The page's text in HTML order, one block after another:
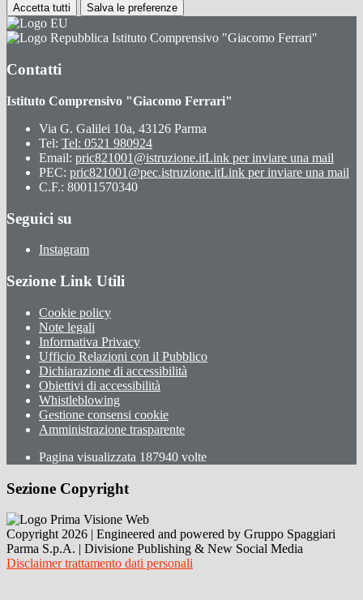
Accetta tutti Salva le preferenze
Istituto Comprensivo "Giacomo Ferrari"
Contatti
Istituto Comprensivo "Giacomo Ferrari"
Via G. Galilei 10a, 43126 Parma
Tel: Tel: 0521 980924
Email: pric821001@istruzione.itLink per inviare una mail
PEC: pric821001@pec.istruzione.itLink per inviare una mail
C.F.: 80011570340
Seguici su
Instagram
Sezione Link Utili
Cookie policy
Note legali
Informativa Privacy
Ufficio Relazioni con il Pubblico
Dichiarazione di accessibilità
Obiettivi di accessibilità
Whistleblowing
Gestione consensi cookie
Amministrazione trasparente
Pagina visualizzata 187940 volte
Sezione Copyright
Copyright 2026 | Engineered and powered by Gruppo Spaggiari
Parma S.p.A. | Divisione Publishing & New Social Media
Disclaimer trattamento dati personali